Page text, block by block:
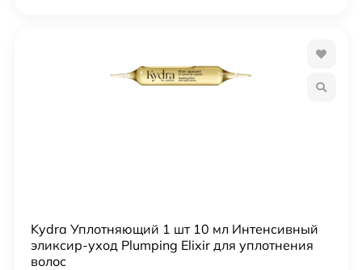
Kydra Уплотняющий 1 шт 10 мл Интенсивный
эликсир-уход Plumping Elixir для уплотнения
волос